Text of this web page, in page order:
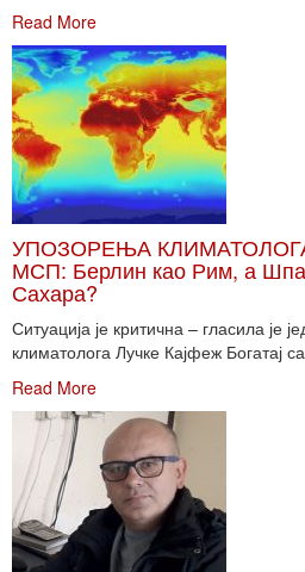
Read More
УПОЗОРЕЊА
МСП: Берлин као Рим, а
Сахара?
Ситуација је критична – гласила је
климатолога Лучке Кајфеж Богатај
Read More